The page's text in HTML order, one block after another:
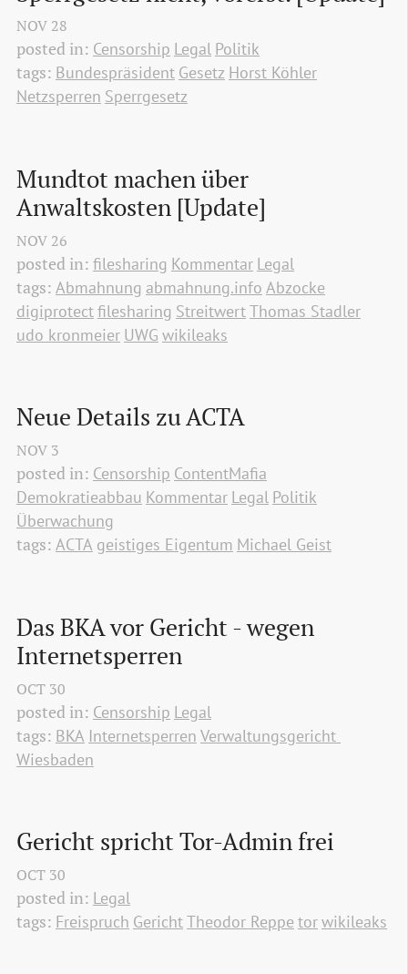
NOV 28
posted in: Censorship Legal Politik
tags: Bundespräsident Gesetz Horst Köhler
Netzsperren Sperrgesetz
Mundtot machen über
Anwaltskosten [Update]
NOV 26
posted in: filesharing Kommentar Legal
tags: Abmahnung abmahnung.info Abzocke
digiprotectfilesharing StreitwertThomas Stadler
udo kronmeier UWG wikileaks
Neue Details zu ACTA
NOV 3
posted in: Censorship ContentMafia
Demokratieabbau Kommentar Legal Politik
Überwachung
tags: ACTA geistiges Eigentum Michael Geist
Das BKA vor Gericht - wegen
Internetsperren
OCT 30
posted in: Censorship Legal
tags: BKA Internetsperren Verwaltungsgericht
Wiesbaden
Gericht spricht Tor-Admin frei
OCT 30
posted in: Legal
tags: Freispruch GerichtTheodor Reppe torwikileaks